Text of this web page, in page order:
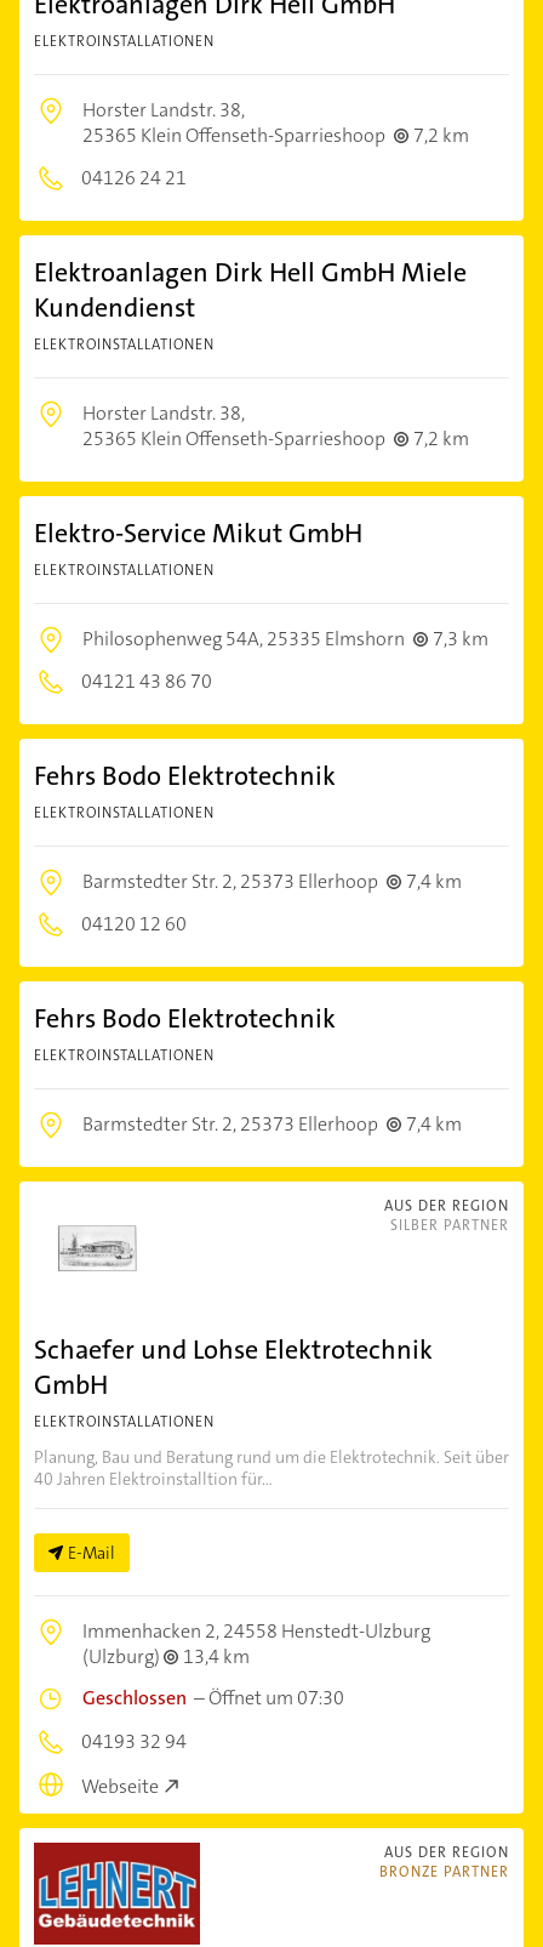
ELEKTROINSTALLATIONEN
Horster Landstr. 38,
25365 Klein Offenseth-Sparrieshoop
7,2 km
04126 24 21
Elektroanlagen Dirk Hell GmbH Miele
Kundendienst
ELEKTROINSTALLATIONEN
Horster Landstr. 38,
25365 Klein Offenseth-Sparrieshoop
7,2 km
Elektro-Service Mikut GmbH
ELEKTROINSTALLATIONEN
Philosophenweg 54A,25335 Elmshorn
7,3 km
04121 43 86 70
Fehrs Bodo Elektrotechnik
ELEKTROINSTALLATIONEN
Barmstedter Str. 2,25373 Ellerhoop
7,4 km
04120 12 60
Fehrs Bodo Elektrotechnik
ELEKTROINSTALLATIONEN
Barmstedter Str. 2,25373 Ellerhoop 7,4 km
AUS DER REGION
SILBER PARTNER
Schaefer und Lohse Elektrotechnik
GmbH
ELEKTROINSTALLATIONEN
Planung, Bau und Beratung rund um die Elektrotechnik. Seit über
40 Jahren Elektroinstalltion für...
E-Mail
Immenhacken 2,24558 Henstedt-Ulzburg
(Ulzburg)
13,4 km
Geschlossen –Öffnet um 07:30
04193 32 94
Webseite
AUS DER REGION
BRONZE PARTNER